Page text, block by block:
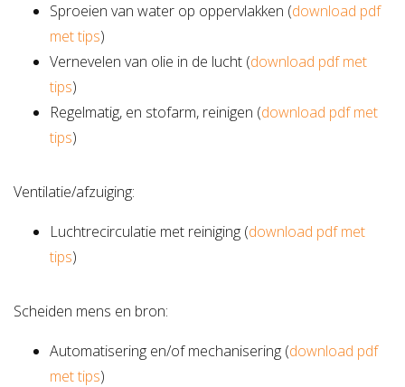
Sproeien van water op oppervlakken (download pdf
met tips)
Vernevelen van olie in de lucht (download pdf met
tips)
Regelmatig, en stofarm, reinigen (download pdf met
tips)
Ventilatie/afzuiging:
Luchtrecirculatie met reiniging (download pdf met
tips)
Scheiden mens en bron:
Automatisering en/of mechanisering (download pdf
met tips)